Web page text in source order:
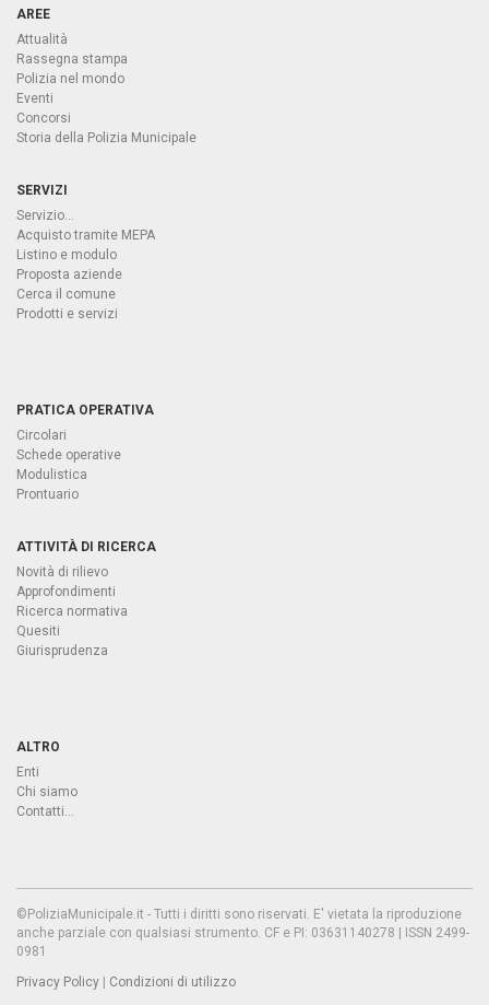
AREE
Attualità
Rassegna stampa
Polizia nel mondo
Eventi
Concorsi
Storia della Polizia Municipale
SERVIZI
Servizio...
Acquisto tramite MEPA
Listino e modulo
Proposta aziende
Cerca il comune
Prodotti e servizi
PRATICA OPERATIVA
Circolari
Schede operative
Modulistica
Prontuario
ATTIVITÀ DI RICERCA
Novità di rilievo
Approfondimenti
Ricerca normativa
Quesiti
Giurisprudenza
ALTRO
Enti
Chi siamo
Contatti...
©PoliziaMunicipale.it - Tutti i diritti sono riservati. E' vietata la riproduzione
anche parziale con qualsiasi strumento. CF e PI: 03631140278 | ISSN 2499-
0981
Privacy Policy
Condizioni di utilizzo